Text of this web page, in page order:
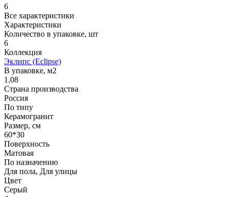
6
Все характеристики
Характеристики
Количество в упаковке, шт
6
Коллекция
Эклипс (Eclipse)
В упаковке, м2
1.08
Страна производства
Россия
По типу
Керамогранит
Размер, см
60*30
Поверхность
Матовая
По назначению
Для пола, Для улицы
Цвет
Серый